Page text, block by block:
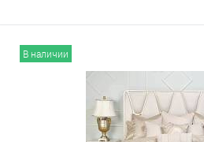
В наличии